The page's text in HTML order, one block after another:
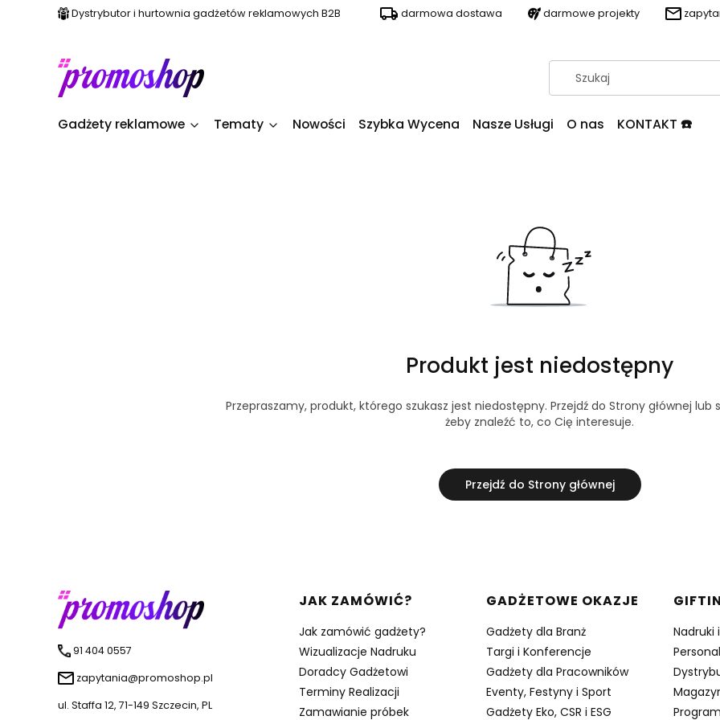
Dystrybutor i hurtownia gadżetów reklamowych B2B darmowa dostawa darmowe projekty
Gadżety reklamowe Tematy Nowości Szybka Wycena Nasze Usługi O nas KONTAKT ☎️
Produkt jest niedostępny
Przepraszamy, produkt, którego szukasz jest niedostępny. Przejdź do Strony głównej lub
żeby znaleźć to, co Cię interesuje.
Przejdź do Strony głównej
91 404 0557
zapytania@promoshop.pl
ul. Staffa 12, 71-149 Szczecin, PL
Linki w stopce
JAK ZAMÓWIĆ?
Jak zamówić gadżety?
Wizualizacje Nadruku
Doradcy Gadżetowi
Terminy Realizacji
Zamawianie próbek
GADŻETOWE OKAZJE
Gadżety dla Branż
Targi i Konferencje
Gadżety dla Pracowników
Eventy, Festyny i Sport
Gadżety Eko, CSR i ESG
Nadruki